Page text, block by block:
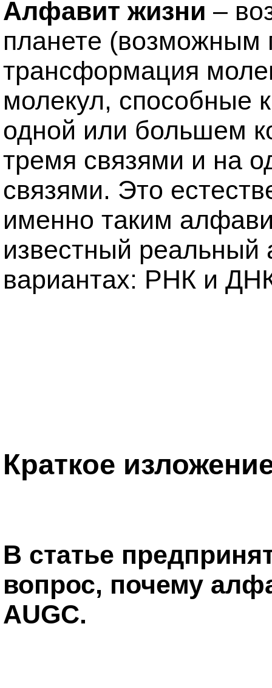
Алфавит жизни –
планете (возможным
трансформация
молекул, способные
одной или большем
тремя связями и на
связями. Это
именно таким
известный
вариантах: РНК и
Краткое
В статье
вопрос, почему
AUGC.